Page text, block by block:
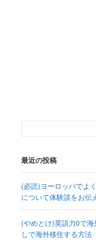
最近の投稿
(必読)ヨーロッパでよ
について体験談をお伝
(やめとけ)英語力0で
しで海外移住する方法